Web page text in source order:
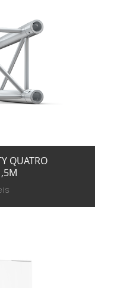
QUATRO